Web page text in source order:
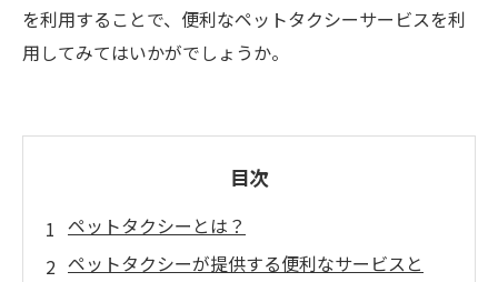
を利用することで、便利なペットタクシーサービスを利
用してみてはいかがでしょうか。
目次
ペットタクシーとは？
ペットタクシーが提供する便利なサービスと